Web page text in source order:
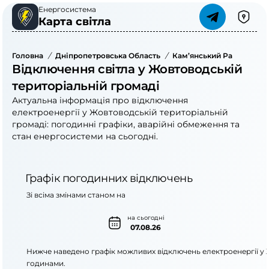
Енергосистема
Карта світла
Головна / Дніпропетровська Область / Кам’янський Район
Відключення світла у Жовтоводській
територіальній громаді
Актуальна інформація про відключення
електроенергії у Жовтоводській територіальній
громаді: погодинні графіки, аварійні обмеження та
стан енергосистеми на сьогодні.
Графік погодинних відключень
на сьогодні
07.08.26
Зі всіма змінами станом на
Нижче наведено графік можливих відключень електроенергії у
годинами.